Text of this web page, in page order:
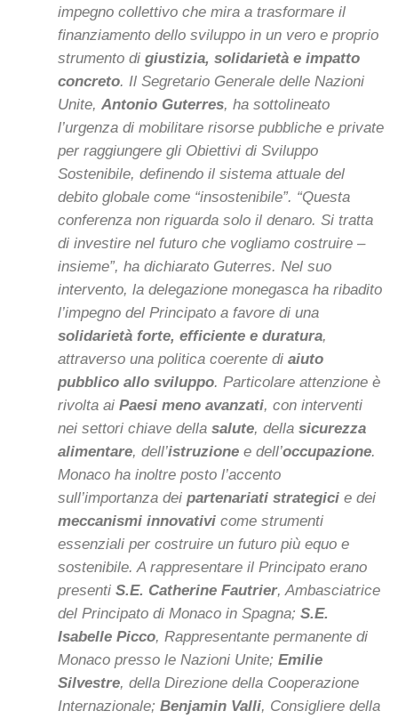
impegno collettivo che mira a trasformare il
finanziamento dello sviluppo in un vero e proprio
strumento di giustizia, solidarietà e impatto
concreto. Il Segretario Generale delle Nazioni
Unite, Antonio Guterres, ha sottolineato
l’urgenza di mobilitare risorse pubbliche e private
per raggiungere gli Obiettivi di Sviluppo
Sostenibile, definendo il sistema attuale del
debito globale come “insostenibile”. “Questa
conferenza non riguarda solo il denaro. Si tratta
di investire nel futuro che vogliamo costruire –
insieme”, ha dichiarato Guterres. Nel suo
intervento, la delegazione monegasca ha ribadito
l’impegno del Principato a favore di una
solidarietà forte, efficiente e duratura,
attraverso una politica coerente di aiuto
pubblico allo sviluppo. Particolare attenzione è
rivolta ai Paesi meno avanzati, con interventi
nei settori chiave della salute, della sicurezza
alimentare, dell’istruzione e dell’occupazione.
Monaco ha inoltre posto l’accento
sull’importanza dei partenariati strategici e dei
meccanismi innovativi come strumenti
essenziali per costruire un futuro più equo e
sostenibile. A rappresentare il Principato erano
presenti S.E. Catherine Fautrier, Ambasciatrice
del Principato di Monaco in Spagna; S.E.
Isabelle Picco, Rappresentante permanente di
Monaco presso le Nazioni Unite; Emilie
Silvestre, della Direzione della Cooperazione
Internazionale; Benjamin Valli, Consigliere della